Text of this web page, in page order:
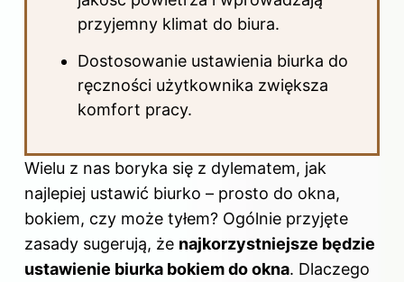
przyjemny klimat do biura.
Dostosowanie ustawienia biurka do
ręczności użytkownika zwiększa
komfort pracy.
Wielu z nas boryka się z dylematem, jak
najlepiej ustawić biurko – prosto do okna,
bokiem, czy może tyłem? Ogólnie przyjęte
zasady sugerują, że najkorzystniejsze będzie
ustawienie biurka bokiemdo okna. Dlaczego